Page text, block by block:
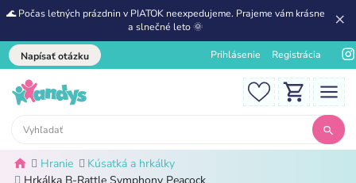
🌊 Počas letných prázdnin v PIATOK neexpedujeme. Prajeme vám krásne
a slnečné leto 🌞
Napísať otázku Prihlásenie Registrácia
Hranie
Kúsatká a hrkálky